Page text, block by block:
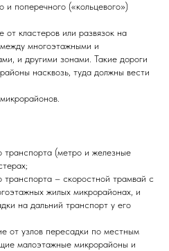
и поперечного («кольцевого»)
кластеров или развязок на
многоэтажными и
и другими зонами. Такие дороги
насквозь, туда должны вести
транспорта (метро и железные
транспорта – скоростной трамвай с
жилых микрорайонах, и
на дальний транспорт у его
от узлов пересадки по местным
малоэтажные микрорайоны и